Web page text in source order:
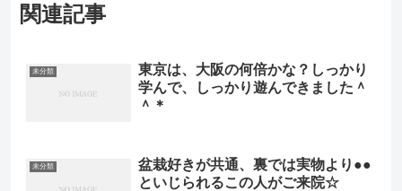
関連記事
未分類
東京は、大阪の何倍かな？しっかり
学んで、しっかり遊んできました＾
＾＊
未分類
盆栽好きが共通、裏では実物より●●
といじられるこの人がご来院☆